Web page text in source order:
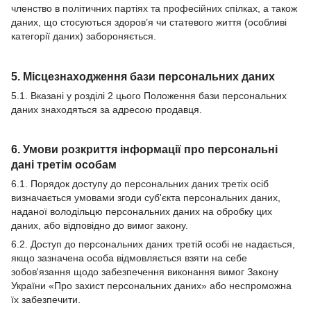
членство в політичних партіях та професійних спілках, а також
даних, що стосуються здоров’я чи статевого життя (особливі
категорії даних) забороняється.
5. Місцезнаходження бази персональних даних
5.1. Вказані у розділі 2 цього Положення бази персональних
даних знаходяться за адресою продавця.
6. Умови розкриття інформації про персональні
дані третім особам
6.1. Порядок доступу до персональних даних третіх осіб
визначається умовами згоди суб'єкта персональних даних,
наданої володільцю персональних даних на обробку цих
даних, або відповідно до вимог закону.
6.2. Доступ до персональних даних третій особі не надається,
якщо зазначена особа відмовляється взяти на себе
зобов'язання щодо забезпечення виконання вимог Закону
України «Про захист персональних даних» або неспроможна
їх забезпечити.